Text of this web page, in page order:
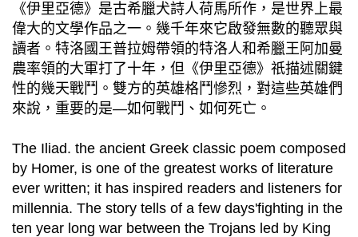
《伊里亞德》是古希臘犬詩人荷馬所作，是世界上最
偉大的文學作品之一。幾千年來它啟發無數的聽眾與
讀者。特洛國王普拉姆帶領的特洛人和希臘王阿加曼
農率領的大軍打了十年，但《伊里亞德》祇描述關鍵
性的幾天戰鬥。雙方的英雄格鬥慘烈，對這些英雄們
來說，重要的是—如何戰鬥、如何死亡。
The Iliad. the ancient Greek classic poem composed
by Homer, is one of the greatest works of literature
ever written; it has inspired readers and listeners for
millennia. The story tells of a few days'fighting in the
ten year long war between the Trojans led by King